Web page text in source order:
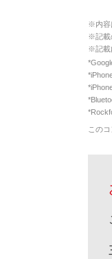
※内
※記載
※記載
*
*
*
*
*
この